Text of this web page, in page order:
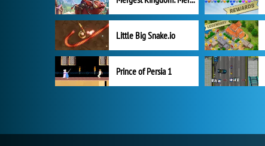
Little Big Snake.io
Prince of Persia 1